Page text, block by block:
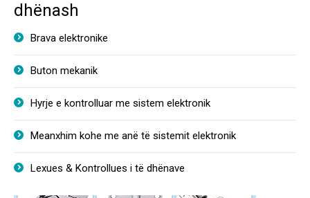
dhënash
Brava elektronike
Buton mekanik
Hyrje e kontrolluar me sistem elektronik
Meanxhim kohe me anë të sistemit elektronik
Lexues & Kontrollues i të dhënave